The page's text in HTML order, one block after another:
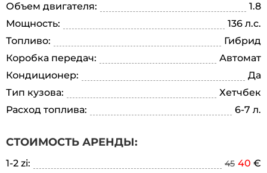
Объем двигателя:
1.8
Мощность:
136 л.с.
Топливо:
Гибрид
Коробка передач:
Автомат
Кондиционер:
Да
Тип кузова:
Хетчбек
Расход топлива:
6-7 л.
СТОИМОСТЬ АРЕНДЫ:
1-2 zi: 45 40 €